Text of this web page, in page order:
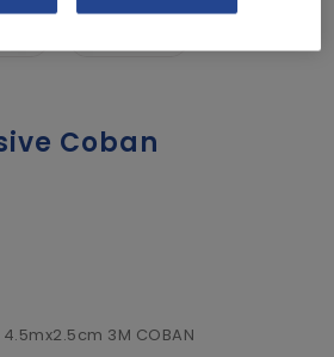
Coban
3M COBAN